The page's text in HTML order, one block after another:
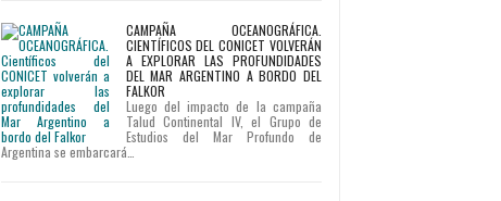
CAMPAÑA OCEANOGRÁFICA.
CIENTÍFICOS DEL CONICET VOLVERÁN
A EXPLORAR LAS PROFUNDIDADES
DEL MAR ARGENTINO A BORDO DEL
FALKOR
Luego del impacto de la campaña
Talud Continental IV, el Grupo de
Estudios del Mar Profundo de
Argentina se embarcará…